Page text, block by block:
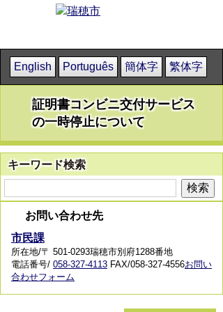
English Português 簡体字 繁体字
証明書コンビニ交付サービス
の一時停止について
キーワード検索
お問い合わせ先
市民課
所在地/〒 501-0293瑞穂市別府1288番地
電話番号/ 058-327-4113 FAX/058-327-4556お問い
合わせフォーム